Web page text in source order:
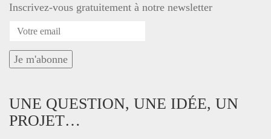
Inscrivez-vous gratuitement à notre newsletter
UNE QUESTION, UNE IDÉE, UN
PROJET…